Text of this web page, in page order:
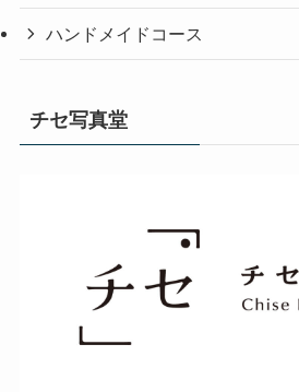
ハンドメイドコース
チセ写真堂